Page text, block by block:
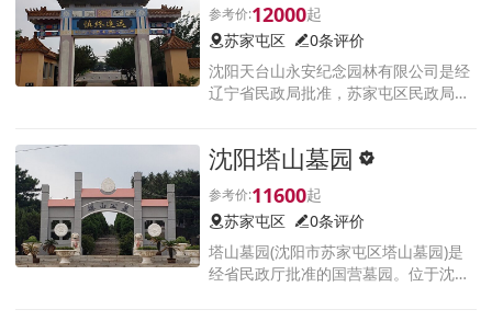
12000
苏家屯区
0条评价
沈阳天台山永安纪念园林有限公司是经
辽宁省民政局批准，苏家屯区民政局主
南端
沈阳塔山墓园
11600
苏家屯区
0条评价
塔山墓园(沈阳市苏家屯区塔山墓园)是
经省民政厅批准的国营墓园。位于沈阳